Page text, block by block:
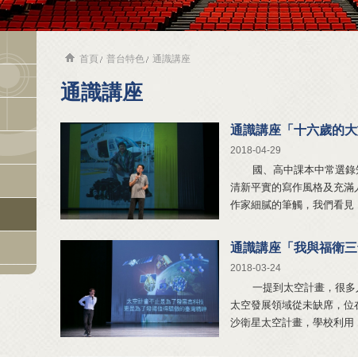
首頁 普台特色 通識講座
通識講座
通識講座「十六歲的大
2018-04-29
國、高中課本中常選錄
清新平實的寫作風格及充
作家細膩的筆觸，我們看見
通識講座「我與福衛三
2018-03-24
一提到太空計畫，很多
太空發展領域從未缺席，
沙衛星太空計畫，學校利用